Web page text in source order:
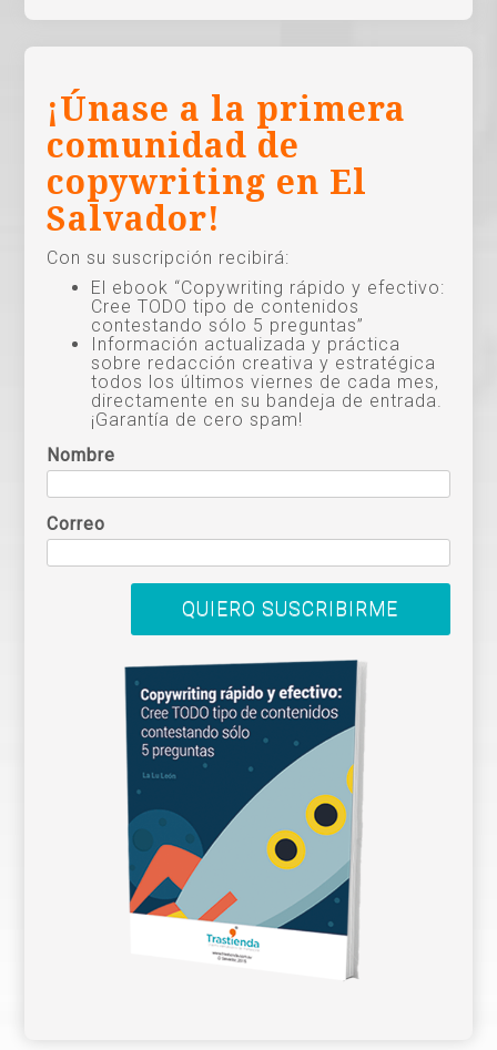
¡Únase a la primera
comunidad de
copywriting en El
Salvador!
Con su suscripción recibirá:
El ebook “Copywriting rápido y efectivo:
Cree TODO tipo de contenidos
contestando sólo 5 preguntas”
Información actualizada y práctica
sobre redacción creativa y estratégica
todos los últimos viernes de cada mes,
directamente en su bandeja de entrada.
¡Garantía de cero spam!
Nombre
Correo